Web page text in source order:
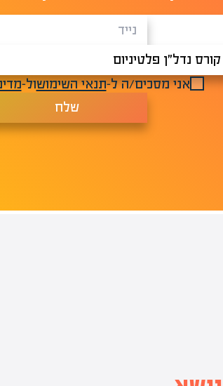
אני מסכים/ה ל-תנאי השימושול-
שלח